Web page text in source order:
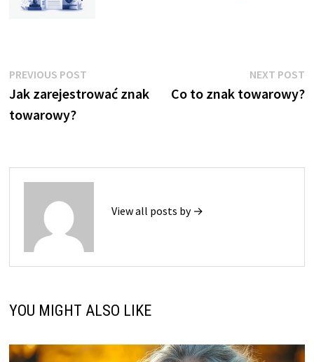
Nawigacja
wpisu
PREVIOUS POSTPrevious
post:
Jak zarejestrować znak
towarowy?
NEXT POST
Co to znak towarowy?
View all posts by →
YOU MIGHT ALSO LIKE